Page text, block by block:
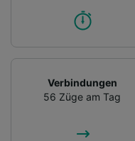
Verbindungen
56 Züge am Tag